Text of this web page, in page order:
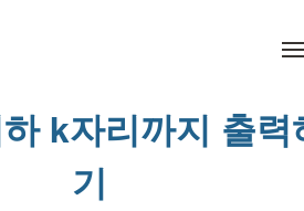
k자리까지 출력
기